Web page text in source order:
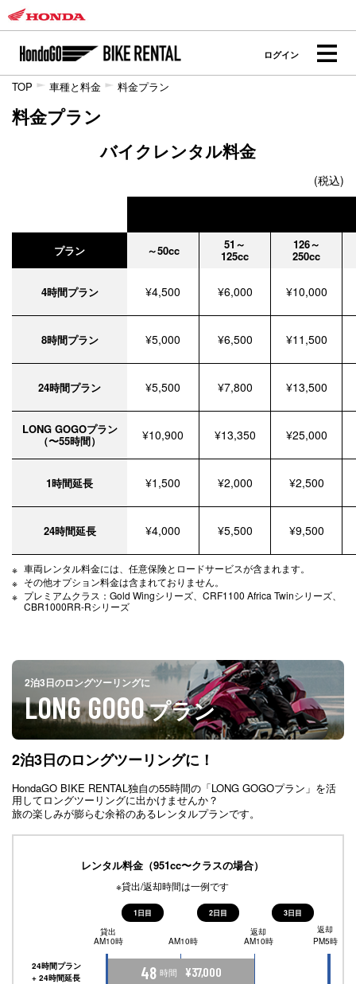
ログイン
TOP 車種と料金 料金プラン
料金プラン
バイクレンタル料金
(税込)
プラン ～50cc 51～
125cc
126～
250cc
4時間プラン ¥4,500 ¥6,000 ¥10,000
8時間プラン ¥5,000 ¥6,500 ¥11,500
24時間プラン ¥5,500 ¥7,800 ¥13,500
LONG GOGOプラン
（〜55時間） ¥10,900 ¥13,350 ¥25,000
1時間延長 ¥1,500 ¥2,000 ¥2,500
24時間延長 ¥4,000 ¥5,500 ¥9,500
車両レンタル料金には、任意保険とロードサービスが含まれます。
その他オプション料金は含まれておりません。
プレミアムクラス：Gold Wingシリーズ、CRF1100 Africa Twinシリーズ、
CBR1000RR-Rシリーズ
2泊3日のロングツーリングに
LONG GOGOプラン
2泊3日のロングツーリングに！
HondaGO BIKE RENTAL独自の55時間の「LONG GOGOプラン」を活
用してロングツーリングに出かけませんか？
旅の楽しみが膨らむ余裕のあるレンタルプランです。
レンタル料金（951cc〜クラスの場合）
※貸出/返却時間は一例です
1日目
貸出
AM10時
2日目
AM10時
3日目
返却
AM10時
返却
PM5時
24時間プラン
+ 24時間延長
48 時間 ¥37,000